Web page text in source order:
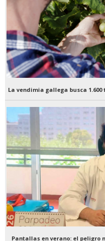
La vendimia gallega busca
Pantallas en verano: el peligro